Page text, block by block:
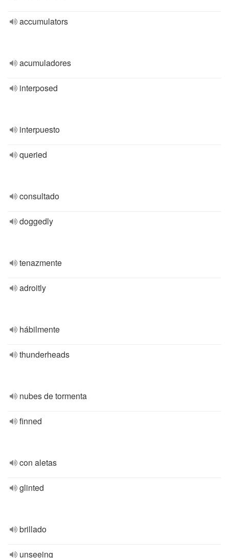
accumulators
acumuladores
interposed
interpuesto
queried
consultado
doggedly
tenazmente
adroitly
hábilmente
thunderheads
nubes de tormenta
finned
con aletas
glinted
brillado
unseeing